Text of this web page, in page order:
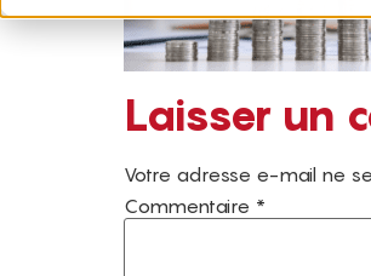
Laisser un
Votre adresse e-mail ne
Commentaire *